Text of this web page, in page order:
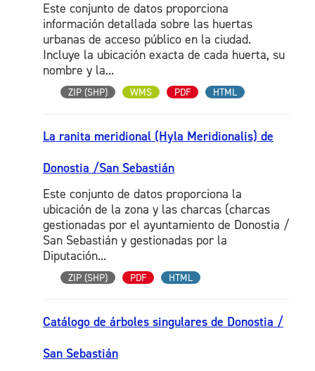
Este conjunto de datos proporciona
información detallada sobre las huertas
urbanas de acceso público en la ciudad.
Incluye la ubicación exacta de cada huerta, su
nombre y la...
ZIP (SHP) WMS PDF HTML
La ranita meridional (Hyla Meridionalis) de
Donostia /San Sebastián
Este conjunto de datos proporciona la
ubicación de la zona y las charcas (charcas
gestionadas por el ayuntamiento de Donostia /
San Sebastián y gestionadas por la
Diputación...
ZIP (SHP) PDF HTML
Catálogo de árboles singulares de Donostia /
San Sebastián